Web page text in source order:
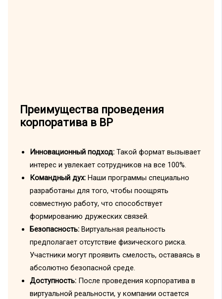
Преимущества проведения
корпоратива в ВР
Инновационный подход:Такой формат вызывает
интерес и увлекает сотрудников на все 100%.
Командный дух:Наши программы специально
разработаны для того, чтобы поощрять
совместную работу, что способствует
формированию дружеских связей.
Безопасность:Виртуальная реальность
предполагает отсутствие физического риска.
Участники могут проявить смелость, оставаясь в
абсолютно безопасной среде.
Доступность:После проведения корпоратива в
виртуальной реальности, у компании остается